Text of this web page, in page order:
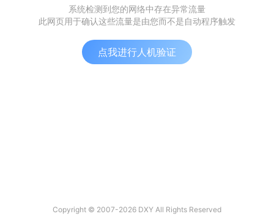
系统检测到您的网络中存在异常流量
此网页用于确认这些流量是由您而不是自动程序触发
点我进行人机验证
Copyright © 2007-2026 DXY All Rights Reserved